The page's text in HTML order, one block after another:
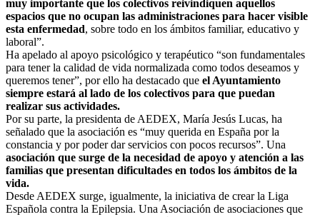
muy importante que los colectivos reivindiquen aquellos
espacios que no ocupan las administraciones para hacer visible
esta enfermedad, sobre todo en los ámbitos familiar, educativo y
laboral”.
Ha apelado al apoyo psicológico y terapéutico “son fundamentales
para tener la calidad de vida normalizada como todos deseamos y
queremos tener”, por ello ha destacado que el Ayuntamiento
siempre estará al lado de los colectivos para que puedan
realizar sus actividades.
Por su parte, la presidenta de AEDEX, María Jesús Lucas, ha
señalado que la asociación es “muy querida en España por la
constancia y por poder dar servicios con pocos recursos”. Una
asociación que surge de la necesidad de apoyo y atención a las
familias que presentan dificultades en todos los ámbitos de la
vida.
Desde AEDEX surge, igualmente, la iniciativa de crear la Liga
Española contra la Epilepsia. Una Asociación de asociaciones que